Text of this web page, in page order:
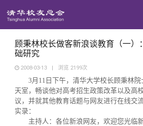
地区联络
年级联络
院系校友工作
回馈母校
捐赠项目
捐赠新闻
媒体平台
《清华校友通讯》
百年清华
顾秉林校长做客新浪谈教育（一）
础研究
2008-03-13 | 浏览 2199次
3月 11 日下午，清华大学校长顾秉林
天室，畅谈他对高考招生政策改革以及高
议，并就其他教育话题与网友进行在线交
实录：
主持人：各位新浪网友，欢迎您光临